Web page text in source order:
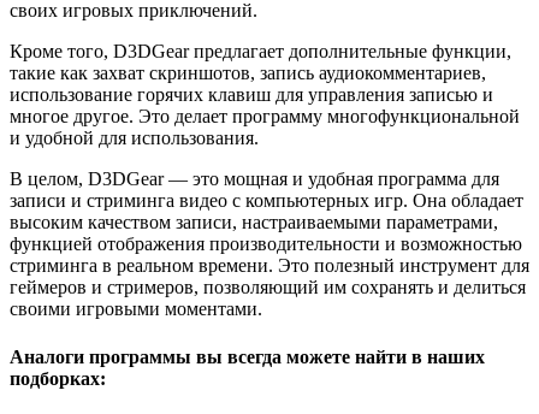
своих игровых приключений.
Кроме того, D3DGear предлагает дополнительные функции,
такие как захват скриншотов, запись аудиокомментариев,
использование горячих клавиш для управления записью и
многое другое. Это делает программу многофункциональной
и удобной для использования.
В целом, D3DGear — это мощная и удобная программа для
записи и стриминга видео с компьютерных игр. Она обладает
высоким качеством записи, настраиваемыми параметрами,
функцией отображения производительности и возможностью
стриминга в реальном времени. Это полезный инструмент для
геймеров и стримеров, позволяющий им сохранять и делиться
своими игровыми моментами.
Аналоги программы вы всегда можете найти в наших
подборках: